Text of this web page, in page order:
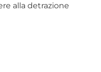
alla detrazione